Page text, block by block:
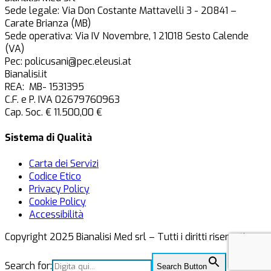
Sede legale: Via Don Costante Mattavelli 3 - 20841 –
Carate Brianza (MB)
Sede operativa: Via IV Novembre, 1 21018 Sesto Calende
(VA)
Pec: policusani@pec.eleusi.at
Bianalisi.it
REA: MB- 1531395
C.F. e P. IVA 02679760963
Cap. Soc. € 11.500,00 €
Sistema di Qualità
Carta dei Servizi
Codice Etico
Privacy Policy
Cookie Policy
Accessibilità
Copyright 2025 Bianalisi Med srl – Tutti i diritti riservati
Search for: Search Button